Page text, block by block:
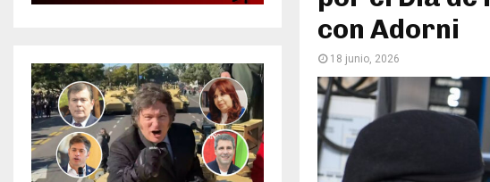
con Adorni
18 junio, 2026